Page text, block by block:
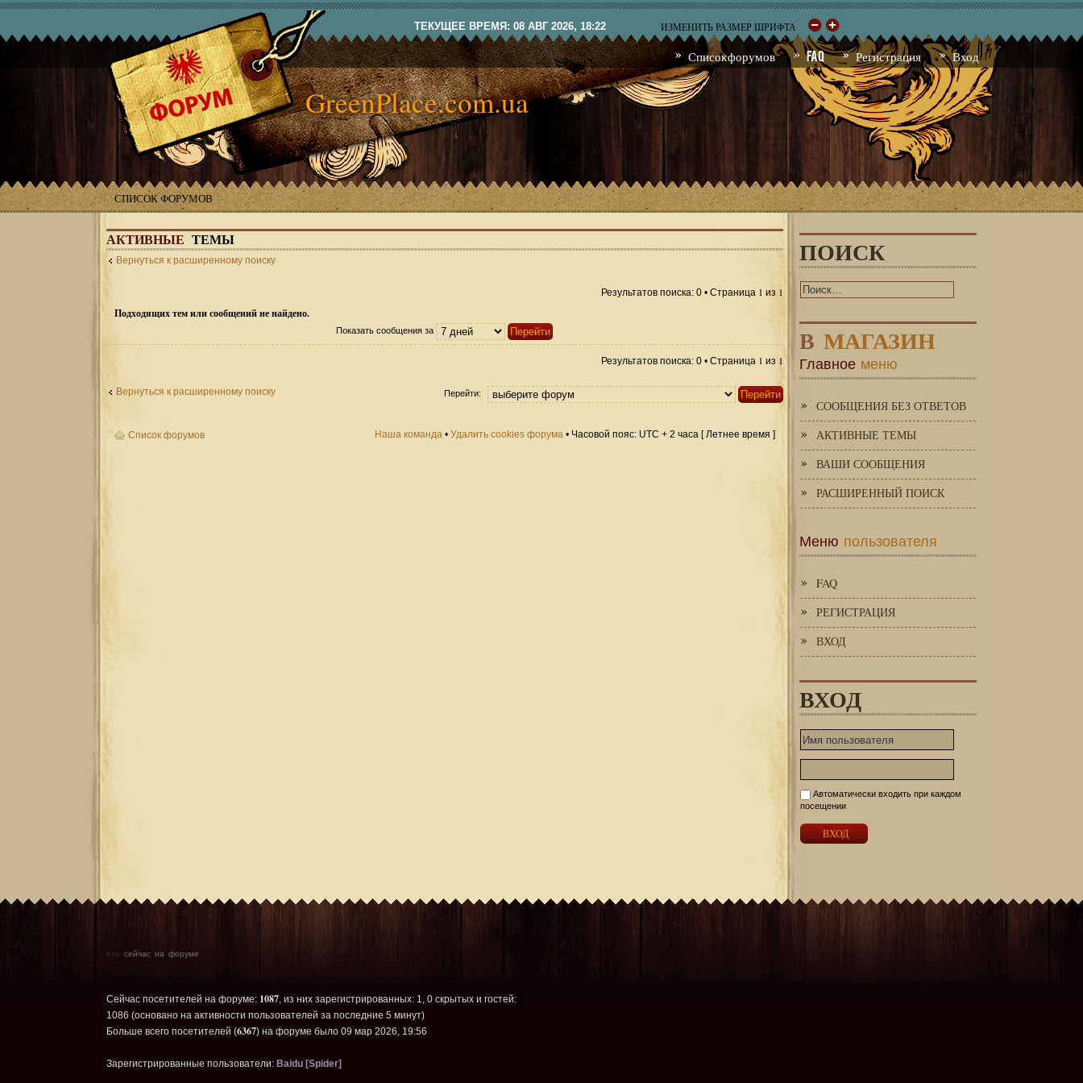
ТЕКУЩЕЕ ВРЕМЯ: 08 АВГ 2026, 18:22 ИЗМЕНИТЬ РАЗМЕР ШРИФТА
Список форумов FAQ Регистрация Вход
GreenPlace.com.ua
СПИСОК ФОРУМОВ
АКТИВНЫЕ ТЕМЫ
Вернуться к расширенному поиску
Результатов поиска: 0 • Страница 1 из 1
Подходящих тем или сообщений не найдено.
Показать сообщения за
Результатов поиска: 0 • Страница 1 из 1
Вернуться к расширенному поиску Перейти:
Список форумов Наша команда • Удалить cookies форума • Часовой пояс: UTC + 2 часа [ Летнее время ]
ПОИСК
В МАГАЗИН
Главное меню
СООБЩЕНИЯ БЕЗ ОТВЕТОВ
АКТИВНЫЕ ТЕМЫ
ВАШИ СООБЩЕНИЯ
РАСШИРЕННЫЙ ПОИСК
Меню пользователя
FAQ
РЕГИСТРАЦИЯ
ВХОД
ВХОД
Автоматически входить при каждом
посещении
Кто сейчас на форуме
Сейчас посетителей на форуме: 1087, из них зарегистрированных: 1, 0 скрытых и гостей:
1086 (основано на активности пользователей за последние 5 минут)
Больше всего посетителей (6367) на форуме было 09 мар 2026, 19:56
Зарегистрированные пользователи: Baidu [Spider]